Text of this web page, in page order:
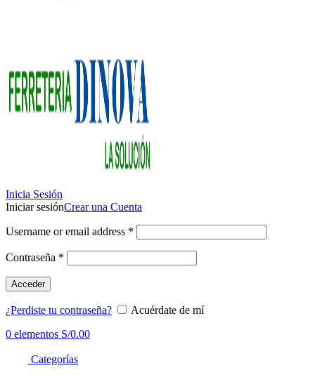
Inicia Sesión
Iniciar sesiónCrear una Cuenta
Username or email address *
Contraseña *
Acceder
¿Perdiste tu contraseña?
Acuérdate de mí
0 elementos S/0.00
Categorías